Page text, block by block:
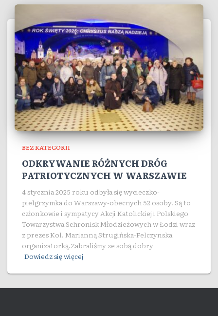
BEZ KATEGORII
ODKRYWANIE RÓŻNYCH DRÓG
PATRIOTYCZNYCH W WARSZAWIE
4 stycznia 2025 roku odbyła się wycieczko-
pielgrzymka do Warszawy-obecnych 52 osoby. Są to
członkowie i sympatycy Akcji Katolickiej i Polskiego
Towarzystwa Schronisk Młodzieżowych w Łodzi wraz
z prezes Kol. Marianną Strugińska-Felczynska
organizatorką.Zabraliśmy ze sobą dobry
Dowiedz się więcej